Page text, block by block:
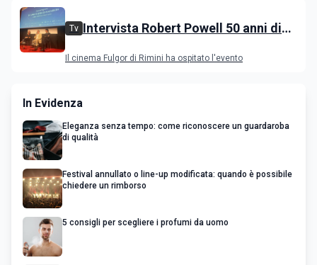
Tv Intervista Robert Powell 50 anni di
pubblico
Il cinema Fulgor di Rimini ha ospitato l'evento
In Evidenza
Eleganza senza tempo: come riconoscere un guardaroba
di qualità
Festival annullato o line-up modificata: quando è possibile
chiedere un rimborso
5 consigli per scegliere i profumi da uomo